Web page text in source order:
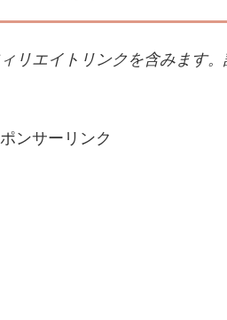
リエイトリンクを含みます
ンサーリンク